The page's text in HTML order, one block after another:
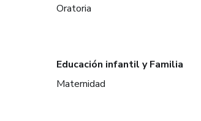
Oratoria
Educación infantil y Familia
Maternidad